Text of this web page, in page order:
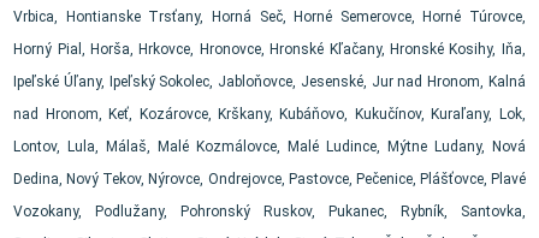
Vrbica, Hontianske Trsťany, Horná Seč, Horné Semerovce, Horné Túrovce,
Horný Pial, Horša, Hrkovce, Hronovce, Hronské Kľačany, Hronské Kosihy, Iňa,
Ipeľské Úľany, Ipeľský Sokolec, Jabloňovce, Jesenské, Jur nad Hronom, Kalná
nad Hronom, Keť, Kozárovce, Krškany, Kubáňovo, Kukučínov, Kuraľany, Lok,
Lontov, Lula, Málaš, Malé Kozmálovce, Malé Ludince, Mýtne Ludany, Nová
Dedina, Nový Tekov, Nýrovce, Ondrejovce, Pastovce, Pečenice, Plášťovce, Plavé
Vozokany, Podlužany, Pohronský Ruskov, Pukanec, Rybník, Santovka,